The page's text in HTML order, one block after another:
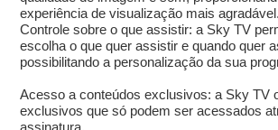
experiência de visualização mais agradável.
Controle sobre o que assistir: a Sky TV
escolha o que quer assistir e quando quer
possibilitando a personalização da sua
Acesso a conteúdos exclusivos: a Sky TV
exclusivos que só podem ser acessados